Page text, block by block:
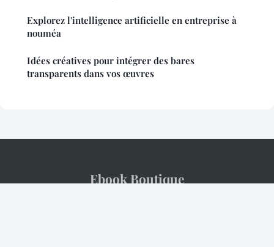
Explorez l'intelligence artificielle en entreprise à
nouméa
Idées créatives pour intégrer des bares
transparents dans vos œuvres
Ebook Boutique